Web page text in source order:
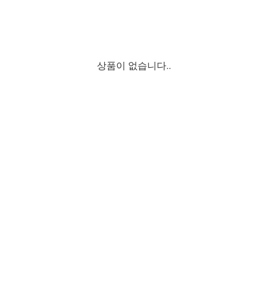
상품이 없습니다..